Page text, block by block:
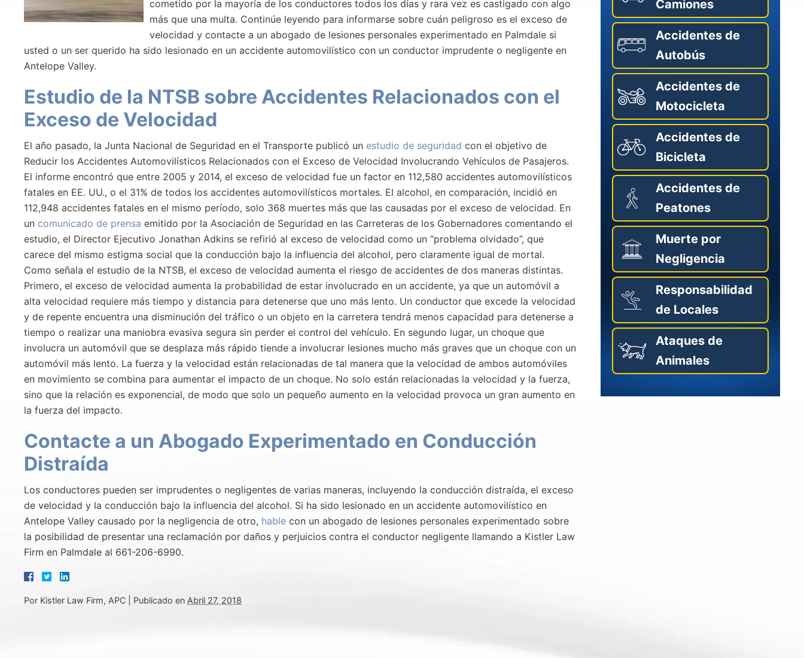
cometido por la mayoría de los conductores todos los días y rara vez es castigado con algo
más que una multa. Continúe leyendo para informarse sobre cuán peligroso es el exceso de
velocidad y contacte a un abogado de lesiones personales experimentado en Palmdale si
usted o un ser querido ha sido lesionado en un accidente automovilístico con un conductor imprudente o negligente en
Antelope Valley.
Estudio de la NTSB sobre Accidentes Relacionados con el
Exceso de Velocidad
El año pasado, la Junta Nacional de Seguridad en el Transporte publicó un estudio de seguridad con el objetivo de
Reducir los Accidentes Automovilísticos Relacionados con el Exceso de Velocidad Involucrando Vehículos de Pasajeros.
El informe encontró que entre 2005 y 2014, el exceso de velocidad fue un factor en 112,580 accidentes automovilísticos
fatales en EE. UU., o el 31% de todos los accidentes automovilísticos mortales. El alcohol, en comparación, incidió en
112,948 accidentes fatales en el mismo período, solo 368 muertes más que las causadas por el exceso de velocidad. En
un comunicado de prensa emitido por la Asociación de Seguridad en las Carreteras de los Gobernadores comentando el
estudio, el Director Ejecutivo Jonathan Adkins se refirió al exceso de velocidad como un “problema olvidado”, que
carece del mismo estigma social que la conducción bajo la influencia del alcohol, pero claramente igual de mortal.
Como señala el estudio de la NTSB, el exceso de velocidad aumenta el riesgo de accidentes de dos maneras distintas.
Primero, el exceso de velocidad aumenta la probabilidad de estar involucrado en un accidente, ya que un automóvil a
alta velocidad requiere más tiempo y distancia para detenerse que uno más lento. Un conductor que excede la velocidad
y de repente encuentra una disminución del tráfico o un objeto en la carretera tendrá menos capacidad para detenerse a
tiempo o realizar una maniobra evasiva segura sin perder el control del vehículo. En segundo lugar, un choque que
involucra un automóvil que se desplaza más rápido tiende a involucrar lesiones mucho más graves que un choque con un
automóvil más lento. La fuerza y la velocidad están relacionadas de tal manera que la velocidad de ambos automóviles
en movimiento se combina para aumentar el impacto de un choque. No solo están relacionadas la velocidad y la fuerza,
sino que la relación es exponencial, de modo que solo un pequeño aumento en la velocidad provoca un gran aumento en
la fuerza del impacto.
Contacte a un Abogado Experimentado en Conducción
Distraída
Los conductores pueden ser imprudentes o negligentes de varias maneras, incluyendo la conducción distraída, el exceso
de velocidad y la conducción bajo la influencia del alcohol. Si ha sido lesionado en un accidente automovilístico en
Antelope Valley causado por la negligencia de otro, hable con un abogado de lesiones personales experimentado sobre
la posibilidad de presentar una reclamación por daños y perjuicios contra el conductor negligente llamando a Kistler Law
Firm en Palmdale al 661-206-6990.
Por Kistler Law Firm, APC Publicado en Abril 27, 2018
Camiones
Accidentes de
Autobús
Accidentes de
Motocicleta
Accidentes de
Bicicleta
Accidentes de
Peatones
Muerte por
Negligencia
Responsabilidad
de Locales
Ataques de
Animales